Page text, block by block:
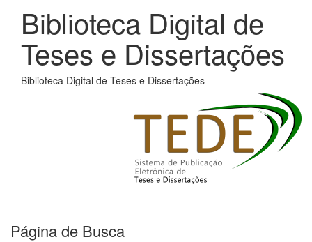
Biblioteca Digital de
Teses e Dissertações
Biblioteca Digital de Teses e Dissertações
Página de Busca